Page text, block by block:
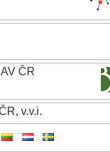
ČR
v.v.i.